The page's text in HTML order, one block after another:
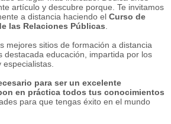
artículo y descubre porque. Te invitamos
a distancia haciendo el Curso de
las Relaciones Públicas
mejores sitios de formación a distancia
destacada educación, impartida por los
para ser un excelente
en práctica todos tus conocimientos
para que tengas éxito en el mundo